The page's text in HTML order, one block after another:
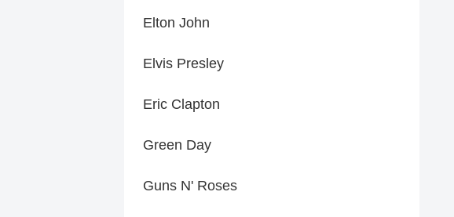
Elton John
Elvis Presley
Eric Clapton
Green Day
Guns N' Roses